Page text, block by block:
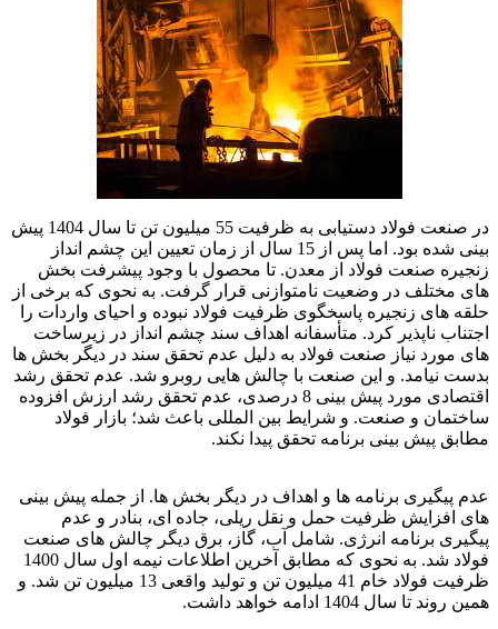
در صنعت فولاد دستیابی به ظرفیت 55 میلیون تن تا سال 1404 پیش
بینی شده بود. اما پس از 15 سال از زمان تعیین این چشم انداز
زنجیره صنعت فولاد از معدن. تا محصول با وجود پیشرفت بخش
های مختلف در وضعیت نامتوازنی قرار گرفت. به نحوی که برخی از
حلقه های زنجیره پاسخگوی ظرفیت فولاد نبوده و احیای واردات را
اجتناب ناپذیر کرد. متأسفانه اهداف سند چشم انداز در زیرساخت
های مورد نیاز صنعت فولاد به دلیل عدم تحقق سند در دیگر بخش ها
بدست نیامد. و این صنعت با چالش هایی روبرو شد. عدم تحقق رشد
اقتصادی مورد پیش بینی 8 درصدی، عدم تحقق رشد ارزش افزوده
ساختمان و صنعت. و شرایط بین المللی باعث شد؛ بازار فولاد
مطابق پیش بینی برنامه تحقق پیدا نکند.
عدم پیگیری برنامه ها و اهداف در دیگر بخش ها. از جمله پیش بینی
های افزایش ظرفیت حمل و نقل ریلی، جاده ای، بنادر و عدم
پیگیری برنامه انرژی. شامل آب، گاز، برق دیگر چالش های صنعت
فولاد شد. به نحوی که مطابق آخرین اطلاعات نیمه اول سال 1400
ظرفیت فولاد خام 41 میلیون تن و تولید واقعی 13 میلیون تن شد. و
همین روند تا سال 1404 ادامه خواهد داشت.